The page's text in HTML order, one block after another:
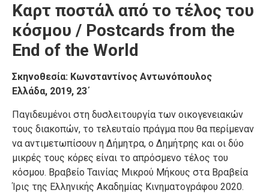
Καρτ ποστάλ από το τέλος του
κόσμου / Postcards from the
End of the World
Σκηνοθεσία: Κωνσταντίνος Αντωνόπουλος
Ελλάδα, 2019, 23΄
Παγιδευμένοι στη δυσλειτουργία των οικογενειακών
τους διακοπών, το τελευταίο πράγμα που θα περίμεναν
να αντιμετωπίσουν η Δήμητρα, ο Δημήτρης και οι δύο
μικρές τους κόρες είναι το απρόσμενο τέλος του
κόσμου. Βραβείο Ταινίας Μικρού Μήκους στα Βραβεία
Ίρις της Ελληνικής Ακαδημίας Κινηματογράφου 2020.